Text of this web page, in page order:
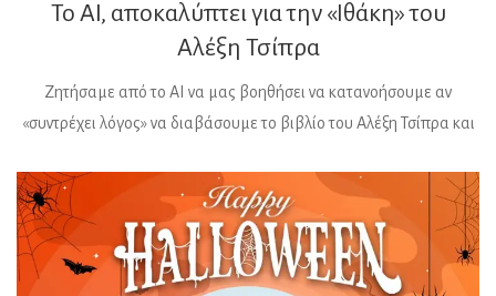
Το AI, αποκαλύπτει για την «Ιθάκη» του
Αλέξη Τσίπρα
Ζητήσαμε από το AI να μας βοηθήσει να κατανοήσουμε αν
«συντρέχει λόγος» να διαβάσουμε το βιβλίο του Αλέξη Τσίπρα και
διαβάσει κανείς το βιβλίο του Αλέξη Τσίπρα «Ιθάκη» εξαρτάται
από τους σκοπούς και τα ενδιαφέροντά σας. Εμείς λοιπόν,
συνεχίσει να λέει με άριστη ροή στη […]